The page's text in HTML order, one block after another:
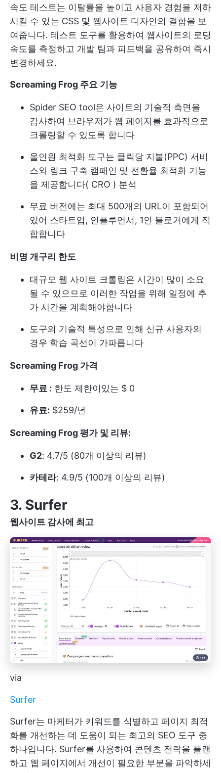
속도 테스트는 이탈률을 높이고 사용자 경험을 저하
시킬 수 있는 CSS 및 웹사이트 디자인의 결함을 보
여줍니다. 테스트 도구를 활용하여 웹사이트의 로딩
속도를 측정하고 개발 팀과 피드백을 공유하여 즉시
변경하세요.
Screaming Frog 주요 기능
Spider SEO tool은 사이트의 기술적 측면을
감사하여 브라우저가 웹 페이지를 효과적으로
크롤링할 수 있도록 합니다
올인원 최적화 도구는 클릭당 지불(PPC) 서비
스와 링크 구축 캠페인 및 전환율 최적화 기능
을 제공합니다( CRO ) 분석
무료 버전에는 최대 500개의 URL이 포함되어
있어 스타트업, 인플루언서, 1인 블로거에게 적
합합니다
비명 개구리 한도
대규모 웹 사이트 크롤링은 시간이 많이 소요
될 수 있으므로 이러한 작업을 위해 일정에 추
가 시간을 계획해야합니다
도구의 기술적 특성으로 인해 신규 사용자의
경우 학습 곡선이 가파릅니다
Screaming Frog 가격
무료 : 한도 제한이있는 $ 0
유료: $259/년
Screaming Frog 평가 및 리뷰:
G2: 4.7/5 (80개 이상의 리뷰)
카테라: 4.9/5 (100개 이상의 리뷰)
3. Surfer
웹사이트 감사에 최고
via
Surfer
Surfer는 마케터가 키워드를 식별하고 페이지 최적
화를 개선하는 데 도움이 되는 최고의 SEO 도구 중
하나입니다. Surfer를 사용하여 콘텐츠 전략을 플랜
하고 웹 페이지에서 개선이 필요한 부분을 파악하세